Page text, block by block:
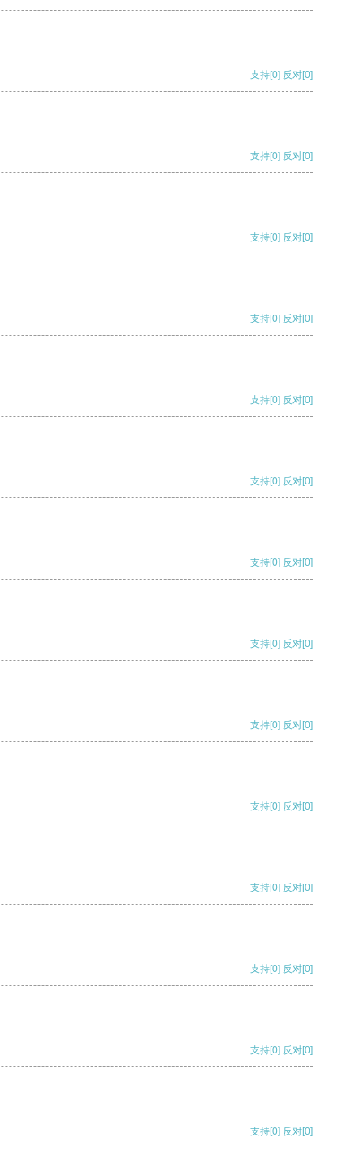
支持[0] 反对[0]
支持[0] 反对[0]
支持[0] 反对[0]
支持[0] 反对[0]
支持[0] 反对[0]
支持[0] 反对[0]
支持[0] 反对[0]
支持[0] 反对[0]
支持[0] 反对[0]
支持[0] 反对[0]
支持[0] 反对[0]
支持[0] 反对[0]
支持[0] 反对[0]
支持[0] 反对[0]